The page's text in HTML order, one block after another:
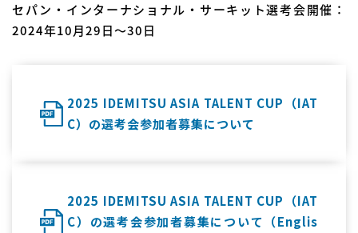
セパン・インターナショナル・サーキット選考会開催：
2024年10月29日～30日
2025 IDEMITSU ASIA TALENT CUP（IAT
C）の選考会参加者募集について
2025 IDEMITSU ASIA TALENT CUP（IAT
C）の選考会参加者募集について（Englis